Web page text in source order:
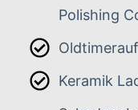
Polishing
Keramik